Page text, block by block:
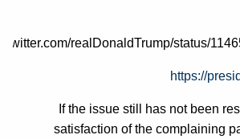
twitter.com/realDonaldTrump/status/
https://
….." If the issue still has not been
satisfaction of the complaining